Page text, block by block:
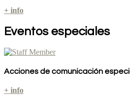
+ info
Eventos especiales
Acciones de comunicación
+ info